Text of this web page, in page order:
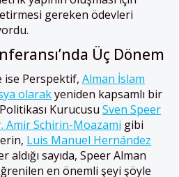
gereken ödevleri
Üç Dönem
ise Perspektif, Alman İslam
olarakyeniden kapsamlı bir
Kurucusu Sven Speer
Amir Schirin-Moazami gibi
Luis Manuel Hernández
aldığı sayıda, Speer Alman
en önemli şeyi şöyle